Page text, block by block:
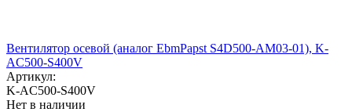
Вентилятор осевой (аналог EbmPapst S4D500-AM03-01), K-
AC500-S400V
Артикул:
K-AC500-S400V
Нет в наличии